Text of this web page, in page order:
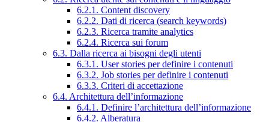
6.2.1. Content discovery
6.2.2. Dati di ricerca (search keywords)
6.2.3. Ricerca tramite analytics
6.2.4. Ricerca sui forum
6.3. Dalla ricerca ai bisogni degli utenti
6.3.1. User stories per definire i contenuti
6.3.2. Job stories per definire i contenuti
6.3.3. Criteri di accettazione
6.4. Architettura dell’informazione
6.4.1. Definire l’architettura dell’informazione
6.4.2. Alberatura